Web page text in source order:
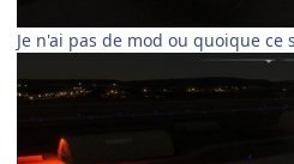
Je n'ai pas de mod ou quoique ce